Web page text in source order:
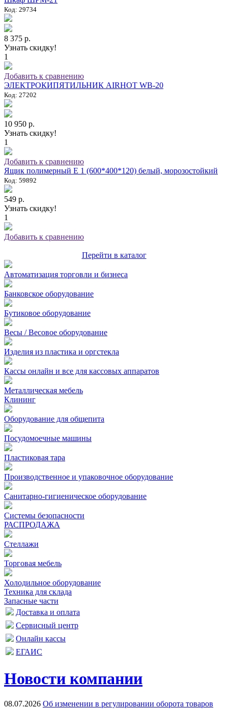
Код: 29734
8 375 р.
Узнать скидку!
1
Добавить к сравнению
ЭЛЕКТРОКИПЯТИЛЬНИК AIRHOT WB-20
Код: 27202
10 950 р.
Узнать скидку!
1
Добавить к сравнению
Ящик полимерный E 1 (600*400*120) белый, морозостойкий
Код: 59892
549 р.
Узнать скидку!
1
Добавить к сравнению
Перейти в каталог
Автоматизация торговли и бизнеса
Банковское оборудование
Бутиковое оборудование
Весы / Весовое оборудование
Изделия из пластика и оргстекла
Кассы онлайн и все для кассовых аппаратов
Металлическая мебель
Клининг
Оборудование для общепита
Посудомоечные машины
Пластиковая тара
Производственное и упаковочное оборудование
Санитарно-гигиеническое оборудование
Системы безопасности
РАСПРОДАЖА
Стеллажи
Торговая мебель
Холодильное оборудование
Техника для склада
Запасные части
Доставка и оплата
Сервисный центр
Онлайн кассы
ЕГАИС
Новости компании
08.07.2026 Об изменении в регулировании оборота товаров